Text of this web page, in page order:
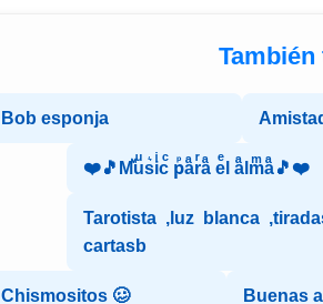
Bob esponja
❤️🎵Mⷨuͧs͛iͥcͨ рⷬaͣrͬaͣ eͤl aͣlmͫaͣ🎵❤️
Tarotista ,luz blanca
cartasb
Chismositos 🥴 Buenas